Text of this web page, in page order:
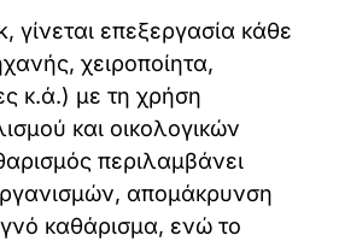
γίνεται επεξεργασία κάθε
χειροποίητα,
κ.ά.) με τη χρήση
και οικολογικών
περιλαμβάνει
απομάκρυνση
καθάρισμα, ενώ το